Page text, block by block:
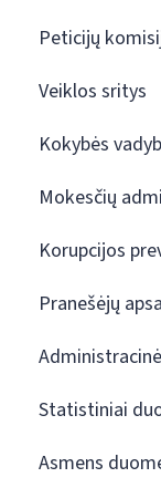
Peticijų
Veiklos sritys
Kokybės
Mokesčių
Korupcijos
Pranešėjų
Statistiniai
Asmens